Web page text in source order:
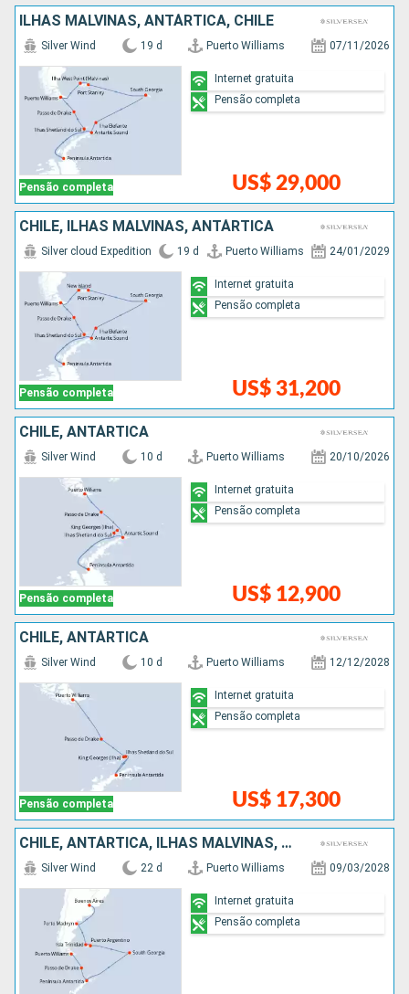
ILHAS MALVINAS, ANTÁRTICA, CHILE
Pensão completa
Silver Wind 19 d Puerto Williams 07/11/2026
US$ 29,000
Internet gratuita
Pensão completa
CHILE, ILHAS MALVINAS, ANTÁRTICA
Pensão completa
Silver cloud Expedition 19 d Puerto Williams 24/01/2029
US$ 31,200
Internet gratuita
Pensão completa
CHILE, ANTÁRTICA
Pensão completa
Silver Wind 10 d Puerto Williams 20/10/2026
US$ 12,900
Internet gratuita
Pensão completa
CHILE, ANTÁRTICA
Pensão completa
Silver Wind 10 d Puerto Williams 12/12/2028
US$ 17,300
Internet gratuita
Pensão completa
CHILE, ANTÁRTICA, ILHAS MALVINAS, ARGENTINA
Silver Wind 22 d Puerto Williams 09/03/2028
Internet gratuita
Pensão completa